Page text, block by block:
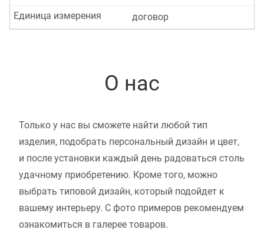
договор
Единица измерения
О нас
Только у нас вы сможете найти любой тип
изделия, подобрать персональный дизайн и цвет,
и после установки каждый день радоваться столь
удачному приобретению. Кроме того, можно
выбрать типовой дизайн, который подойдет к
вашему интерьеру. С фото примеров рекомендуем
ознакомиться в галерее товаров.